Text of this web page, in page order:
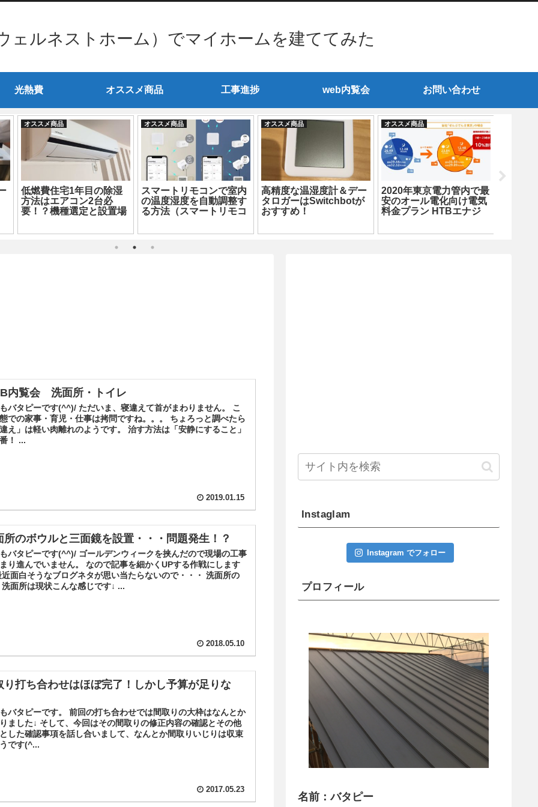
ェルネストホーム）でマイホームを建ててみた
光熱費 オススメ商品 工事進捗 web内覧会 お問い合わせ
オススメ商品
低燃費住宅1年目の除湿
方法はエアコン2台必
要！？機種選定と設置場
オススメ商品
スマートリモコンで室内
の温度湿度を自動調整す
る方法（スマートリモコ
オススメ商品
高精度な温湿度計＆デー
タロガーはSwitchbotが
おすすめ！
オススメ商品
2020年東京電力管内で最
安のオール電化向け電気
料金プラン HTBエナジ
の請求書が届きました
内覧会 洗面所・トイレ
バタピーです(^^)/ ただいま、寝違えて首がまわりません。 こ
での家事・育児・仕事は拷問ですね。。。 ちょろっと調べたら
え」は軽い肉離れのようです。 治す方法は「安静にすること」
！ ...
2019.01.15
所のボウルと三面鏡を設置・・・問題発生！？
バタピーです(^^)/ ゴールデンウィークを挟んだので現場の工事
り進んでいません。 なので記事を細かくUPする作戦にします
近面白そうなブログネタが思い当たらないので・・・ 洗面所の
洗面所は現状こんな感じです↓ ...
2018.05.10
り打ち合わせはほぼ完了！しかし予算が足りな
バタピーです。 前回の打ち合わせでは間取りの大枠はなんとか
ました↓ そして、今回はその間取りの修正内容の確認とその他
した確認事項を話し合いまして、なんとか間取りいじりは収束
です(^...
2017.05.23
Instaglam
Instagram でフォロー
プロフィール
名前：バタピー